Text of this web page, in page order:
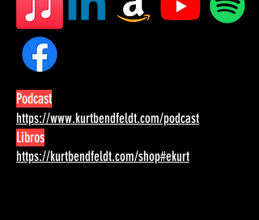
Podcast
https://www.kurtbendfeldt.com/podcast
Libros
https://kurtbendfeldt.com/shop#ekurt